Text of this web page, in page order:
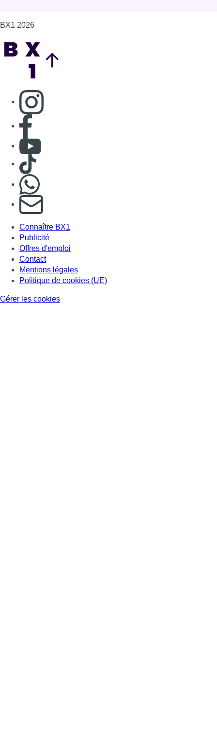
BX1 2026
Consulter page Instagram
Consulter page Facebook
Consulter Youtube
Consulter TikTok
S'abonner à notre newsletter
Connaître BX1
Publicité
Offres d'emploi
Contact
Mentions légales
Politique de cookies (UE)
Gérer les cookies